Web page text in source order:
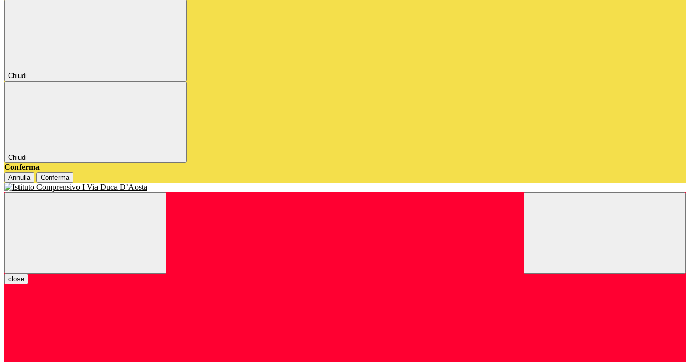
Chiudi
Chiudi
Conferma
Annulla Conferma
close